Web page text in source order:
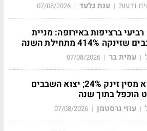
ודעות | ענת גלעד |
07/08/2026
ברציפות באירופה: מניית
414% מתחילת השנה
| עמית בר |
07/08/2026
היצוא מסין זינק 24%; יצוא השבבים
הוכפל בתוך שנה
| עוזי גרסטמן |
07/08/2026